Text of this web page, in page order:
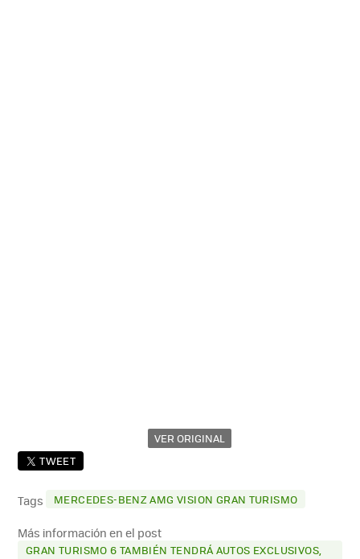
VER ORIGINAL
TWEET
Tags MERCEDES-BENZ AMG VISION GRAN TURISMO
Más información en el post
GRAN TURISMO 6 TAMBIÉN TENDRÁ AUTOS EXCLUSIVOS,